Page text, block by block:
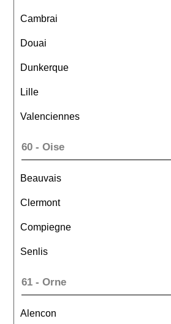
Cambrai
Douai
Dunkerque
Lille
Valenciennes
60 - Oise
Beauvais
Clermont
Compiegne
Senlis
61 - Orne
Alencon